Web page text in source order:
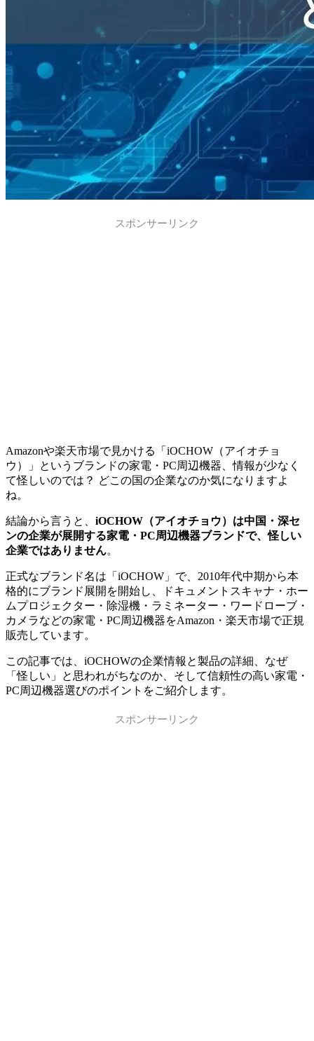
スポンサーリンク
Amazonや楽天市場で見かける「iOCHOW（アイオチョ
ウ）」というブランドの家電・PC周辺機器、情報が少なく
て怪しいのでは？ どこの国の企業なのか気になりますよ
ね。
結論から言うと、 iOCHOW（アイオチョウ）は中国・深セ
ンの企業が展開する家電・PC周辺機器ブランドで、怪しい
企業ではありません。
正式なブランド名は「iOCHOW」で、2010年代中期から本
格的にブランド展開を開始し、ドキュメントスキャナ・ホー
ムプロジェクター・除湿機・ラミネーター・ワードローブ・
カメラなどの家電・PC周辺機器をAmazon・楽天市場で正規
販売しています。
この記事では、iOCHOWの企業情報と製品の詳細、なぜ
「怪しい」と思われがちなのか、そして信頼性の高い家電・
PC周辺機器選びのポイントをご紹介します。
スポンサーリンク